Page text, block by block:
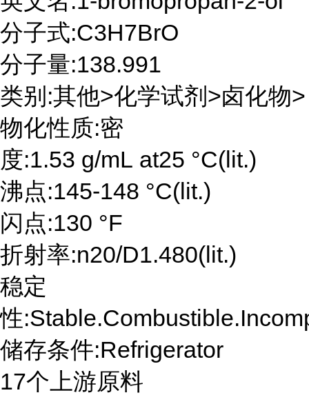
分子式:C3H7BrO
分子量:138.991
类别:其他>化学试剂>卤化物>
物化性质:密
度:1.53 g/mL at25 °C(lit.)
沸点:145-148 °C(lit.)
闪点:130 °F
折射率:n20/D1.480(lit.)
稳定
性
储存条件:Refrigerator
17个上游原料